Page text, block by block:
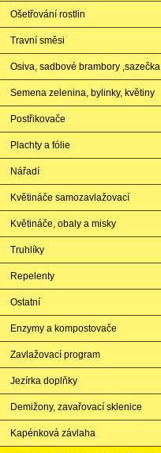
Ošetřování rostlin
Travní směsi
Osiva, sadbové brambory ,sazečka
Semena zelenina, bylinky, květiny
Postřikovače
Plachty a fólie
Nářadí
Květináče samozavlažovací
Květináče, obaly a misky
Truhlíky
Repelenty
Ostatní
Enzymy a kompostovače
Zavlažovací program
Jezírka doplňky
Demižony, zavařovací sklenice
Kapénková závlaha